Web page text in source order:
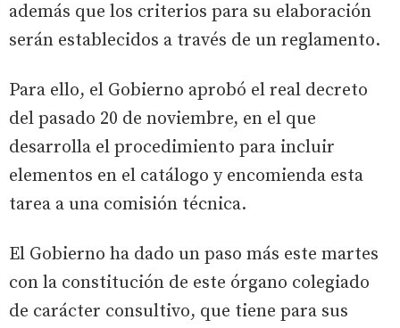
además que los criterios para su elaboración
serán establecidos a través de un reglamento.
Para ello, el Gobierno aprobó el real decreto
del pasado 20 de noviembre, en el que
desarrolla el procedimiento para incluir
elementos en el catálogo y encomienda esta
tarea a una comisión técnica.
El Gobierno ha dado un paso más este martes
con la constitución de este órgano colegiado
de carácter consultivo, que tiene para sus